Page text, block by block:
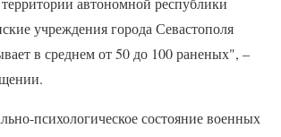
учреждения города Севастополя
в среднем от 50 до 100 раненых", –
психологическое состояние военных